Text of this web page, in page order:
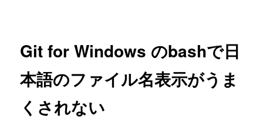
ー
ョ
ン
Git for Windows のbashで日
本語のファイル名表示がうま
くされない